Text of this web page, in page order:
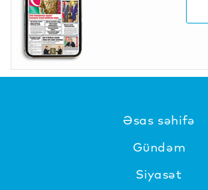
Əsas səhifə
Gündəm
Siyasət